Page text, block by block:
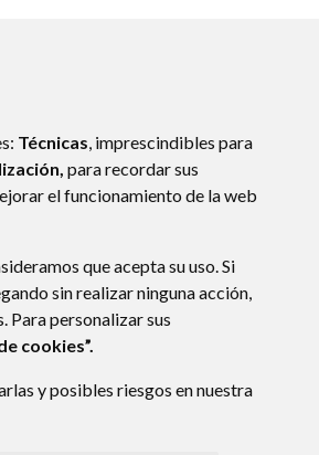
Técnicas, imprescindibles para
para recordar sus
el funcionamiento de la web
que acepta su uso. Si
sin realizar ninguna acción,
Para personalizar sus
cookies”.
y posibles riesgos en nuestra